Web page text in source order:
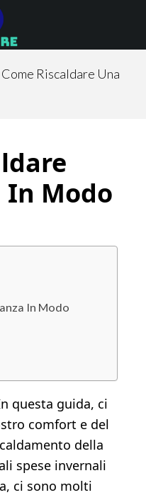
Come Riscaldare Una
In Modo
In Modo
questa guida, ci
comfort e del
della
spese invernali
ci sono molti